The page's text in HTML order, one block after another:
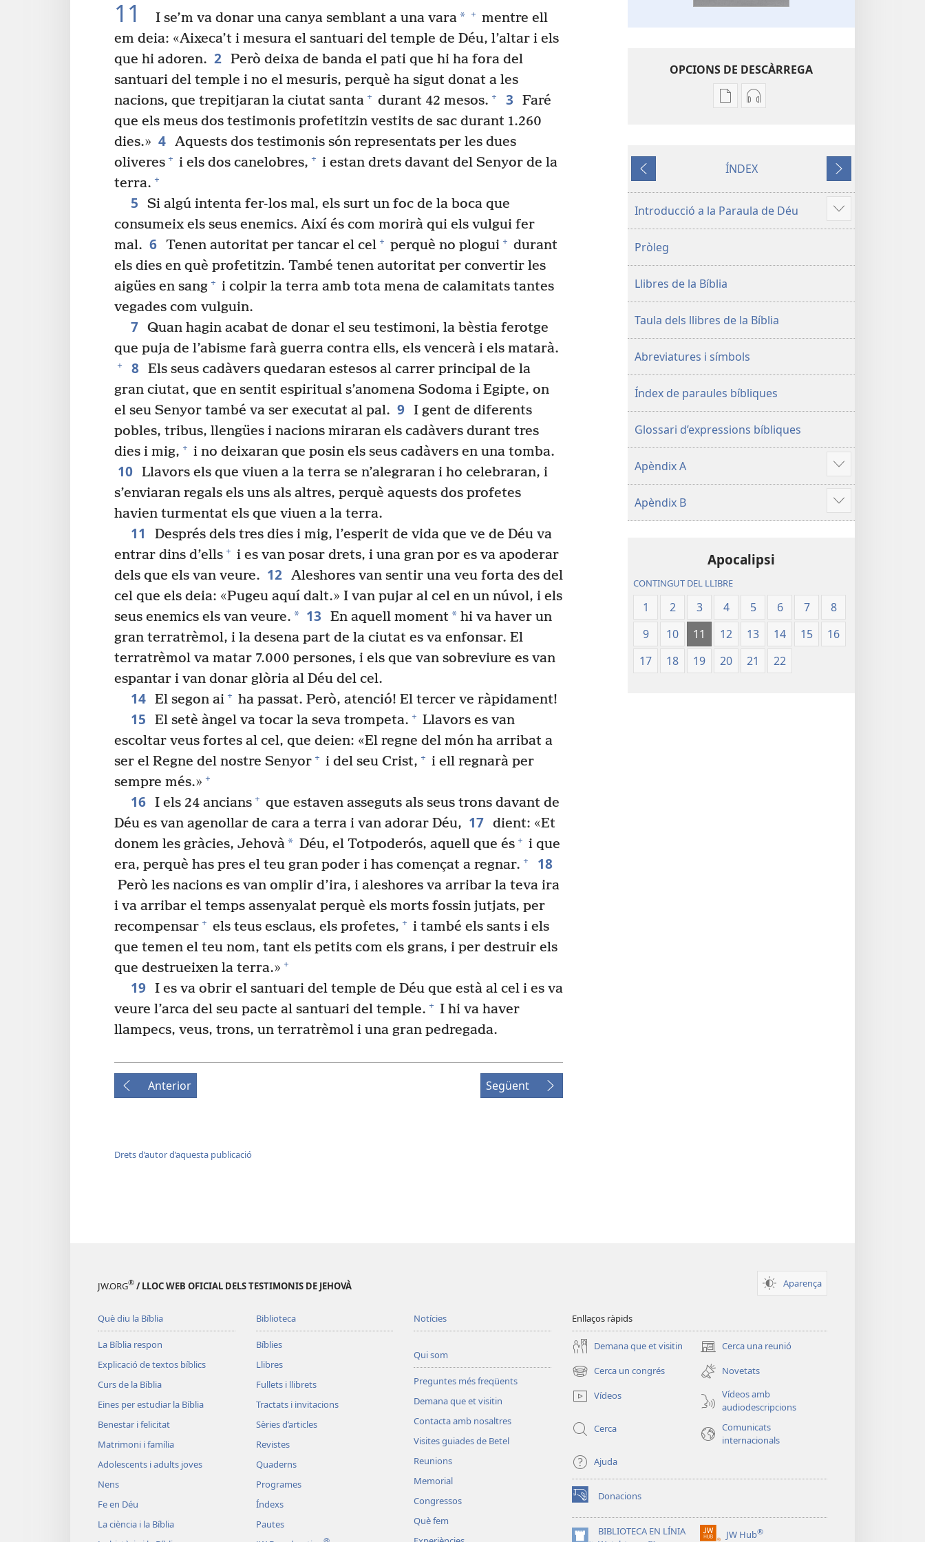
11 I se’m va donar una canya semblant a una vara* + mentre ell
em deia: «Aixeca’t i mesura el santuari del temple de Déu, l’altar i els
que hi adoren. 2 Però deixa de banda el pati que hi ha fora del
santuari del temple i no el mesuris, perquè ha sigut donat a les
nacions, que trepitjaran la ciutat santa + durant 42 mesos. + 3
Faré
que els meus dos testimonis profetitzin vestits de sac durant 1.260
dies.» 4 Aquests dos testimonis són representats per les dues
oliveres + i els dos canelobres, + i estan drets davant del Senyor de la
terra. +
5
Si algú intenta fer-los mal, els surt un foc de la boca que
consumeix els seus enemics. Així és com morirà qui els vulgui fer
mal. 6 Tenen autoritat per tancar el cel + perquè no plogui + durant
els dies en què profetitzin. També tenen autoritat per convertir les
aigües en sang + i colpir la terra amb tota mena de calamitats tantes
vegades com vulguin.
7 Quan hagin acabat de donar el seu testimoni, la bèstia ferotge
que puja de l’abisme farà guerra contra ells, els vencerà i els matarà.
+ 8 Els seus cadàvers quedaran estesos al carrer principal de la
gran ciutat, que en sentit espiritual s’anomena Sodoma i Egipte, on
el seu Senyor també va ser executat al pal. 9 I gent de diferents
pobles, tribus, llengües i nacions miraran els cadàvers durant tres
dies i mig, + i no deixaran que posin els seus cadàvers en una tomba.
10 Llavors els que viuen a la terra se n’alegraran i ho celebraran, i
s’enviaran regals els uns als altres, perquè aquests dos profetes
havien turmentat els que viuen a la terra.
11
Després dels tres dies i mig, l’esperit de vida que ve de Déu va
entrar dins d’ells + i es van posar drets, i una gran por es va apoderar
dels que els van veure. 12 Aleshores van sentir una veu forta des del
cel que els deia: «Pugeu aquí dalt.» I van pujar al cel en un núvol, i els
seus enemics els van veure. * 13 En aquell moment*hi va haver un
gran terratrèmol, i la desena part de la ciutat es va enfonsar. El
terratrèmol va matar 7.000 persones, i els que van sobreviure es van
espantar i van donar glòria al Déu del cel.
14 El segon ai + ha passat. Però, atenció! El tercer ve ràpidament!
15 El setè àngel va tocar la seva trompeta. + Llavors es van
escoltar veus fortes al cel, que deien: «El regne del món ha arribat a
ser el Regne del nostre Senyor + i del seu Crist, + i ell regnarà per
sempre més.» +
16 I els 24 ancians + que estaven asseguts als seus trons davant de
Déu es van agenollar de cara a terra i van adorar Déu, 17 dient: «Et
donem les gràcies, Jehovà* Déu, el Totpoderós, aquell que és + i que
era, perquè has pres el teu gran poder i has començat a regnar. + 18
Però les nacions es van omplir d’ira, i aleshores va arribar la teva ira
i va arribar el temps assenyalat perquè els morts fossin jutjats, per
recompensar + els teus esclaus, els profetes, + i també els sants i els
que temen el teu nom, tant els petits com els grans, i per destruir els
que destrueixen la terra.» +
19 I es va obrir el santuari del temple de Déu que està al cel i es va
veure l’arca del seu pacte al santuari del temple. + I hi va haver
llampecs, veus, trons, un terratrèmol i una gran pedregada.
Anterior Següent
Drets d’autor d’aquesta publicació
OPCIONS DE DESCÀRREGA
Opcions
publicacions
Bíblia.
Traducció
Món
Opcions
La
Traducció
del
Anterior
ÍNDEX
Següent
Introducció a la Paraula de Déu
Mostra'n
més
Pròleg
Llibres de la Bíblia
Taula dels llibres de la Bíblia
Abreviatures i símbols
Índex de paraules bíbliques
Glossari d’expressions bíbliques
Apèndix A
Mostra'n
més
Apèndix B
Mostra'n
més
Apocalipsi
CONTINGUT DEL LLIBRE
1 2 3 4 5 6 7
8
9
10 11 12 13 14 15
16
17
18 19 20 21 22
JW.ORG® / LLOC WEB OFICIAL DELS TESTIMONIS DE JEHOVÀ Aparença
Què diu la Bíblia
La Bíblia respon
Explicació de textos bíblics
Curs de la Bíblia
Eines per estudiar la Bíblia
Benestar i felicitat
Matrimoni i família
Adolescents i adults joves
Nens
Fe en Déu
La ciència i la Bíblia
Biblioteca
Bíblies
Llibres
Fullets i llibrets
Tractats i invitacions
Sèries d’articles
Revistes
Quaderns
Programes
Índexs
Pautes
Notícies
Qui som
Preguntes més freqüents
Demana que et visitin
Contacta amb nosaltres
Visites guiades de Betel
Reunions
Memorial
Congressos
Què fem
Enllaços ràpids
Demana que et visitin Cerca una reunió
(obre
una
finestra
nova)
Cerca un congrés
(obre
una
finestra
Novetats
Vídeos
Vídeos amb
audiodescripcions
Cerca
Comunicats
internacionals
Ajuda
Donacions
(obre
una
finestraBIBLIOTECA EN LÍNIA
JW Hub®